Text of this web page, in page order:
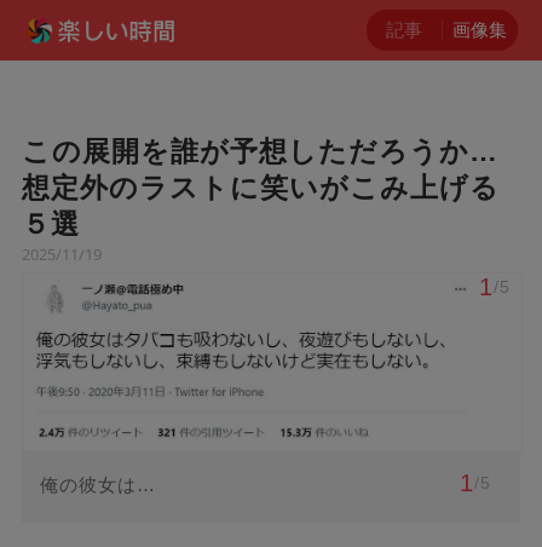
記事 画像集
この展開を誰が予想しただろうか…
想定外のラストに笑いがこみ上げる
５選
2025/11/19
1/5
俺の彼女は… 1/5